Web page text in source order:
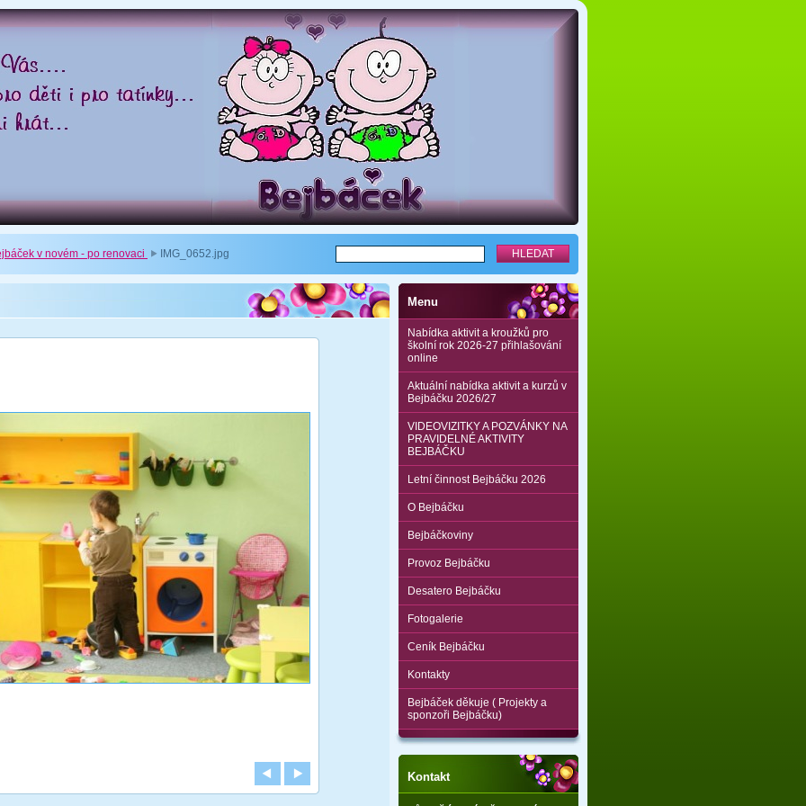
v novém - po renovaci IMG_0652.jpg
Menu
Nabídka aktivit a kroužků pro
školní rok 2026-27 přihlašování
online
Aktuální nabídka aktivit a kurzů v
Bejbáčku 2026/27
VIDEOVIZITKY A POZVÁNKY NA
PRAVIDELNÉ AKTIVITY
BEJBÁČKU
Letní činnost Bejbáčku 2026
O Bejbáčku
Bejbáčkoviny
Provoz Bejbáčku
Desatero Bejbáčku
Fotogalerie
Ceník Bejbáčku
Kontakty
Bejbáček děkuje ( Projekty a
sponzoři Bejbáčku)
Kontakt